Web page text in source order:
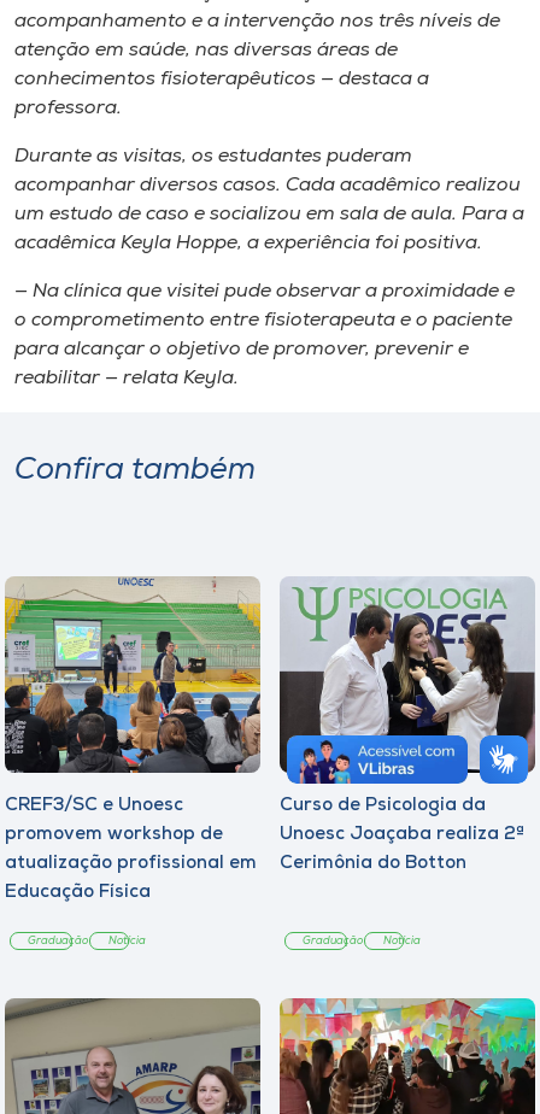
acompanhamento e a intervenção nos três níveis de
atenção em saúde, nas diversas áreas de
conhecimentos fisioterapêuticos — destaca a
professora.
Durante as visitas, os estudantes puderam
acompanhar diversos casos. Cada acadêmico realizou
um estudo de caso e socializou em sala de aula. Para a
acadêmica Keyla Hoppe, a experiência foi positiva.
— Na clínica que visitei pude observar a proximidade e
o comprometimento entre fisioterapeuta e o paciente
para alcançar o objetivo de promover, prevenir e
reabilitar — relata Keyla.
Confira também
CREF3/SC e Unoesc
promovem workshop de
atualização profissional em
Educação Física
Graduação Notícia
Curso de Psicologia da
Unoesc Joaçaba realiza 2ª
Cerimônia do Botton
Graduação Notícia